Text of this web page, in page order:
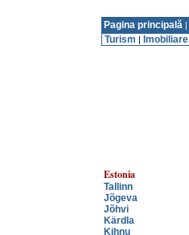
Pagina principală |
Turism | Imobiliare
Estonia
Tallinn
Jõgeva
Jõhvi
Kärdla
Kihnu